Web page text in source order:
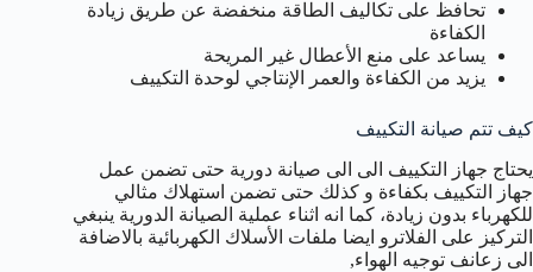
تحافظ على تكاليف الطاقة منخفضة عن طريق زيادة
الكفاءة
يساعد على منع الأعطال غير المريحة
يزيد من الكفاءة والعمر الإنتاجي لوحدة التكييف
كيف تتم صيانة التكييف
يحتاج جهاز التكييف الى الى صيانة دورية حتى تضمن عمل
جهاز التكييف بكفاءة و كذلك حتى تضمن استهلاك مثالي
للكهرباء بدون زيادة، كما انه اثناء عملية الصيانة الدورية ينبغي
التركيز على الفلاترو ايضا ملفات الأسلاك الكهربائية بالاضافة
الى زعانف توجيه الهواء,